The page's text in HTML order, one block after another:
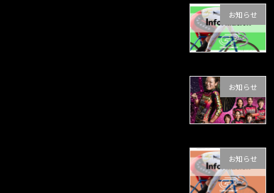
お知らせ
お知らせ
お知らせ